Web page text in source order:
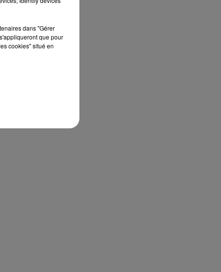
dans "Gérer
que pour
cookies" situé en